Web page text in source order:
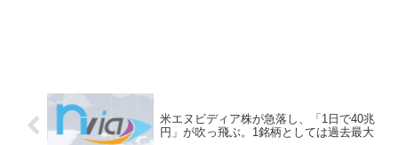
米エヌビディア株が急落し、「1日で40兆
円」が吹っ飛ぶ。1銘柄としては過去最大